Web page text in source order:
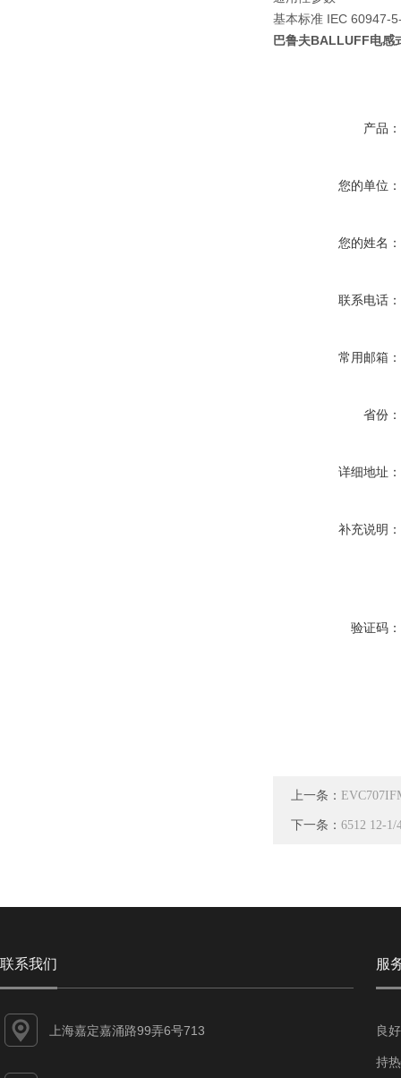
基本标准 IEC 60947-
巴鲁夫BALLUFF电感
产品：
您的单位：
您的姓名：
联系电话：
常用邮箱：
省份：
详细地址：
补充说明：
验证码：
上一条：
下一条： 6512 12-
联系我们
上海嘉定嘉涌路99弄6号713
服
良
持